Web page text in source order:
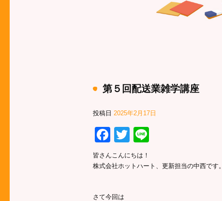
第５回配送業雑学講座
投稿日 2025年2月17日
Facebook
Twitter
皆さんこんにちは！
株式会社ホットハート、更新担当の中西です。
さて今回は